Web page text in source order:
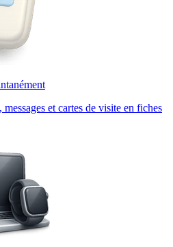
et cartes de visite en fiches